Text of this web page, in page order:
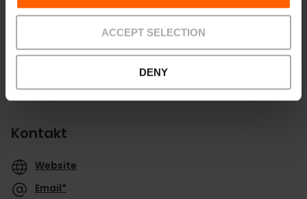
ACCEPT SELECTION
DENY
Kontakt
Website
Email*